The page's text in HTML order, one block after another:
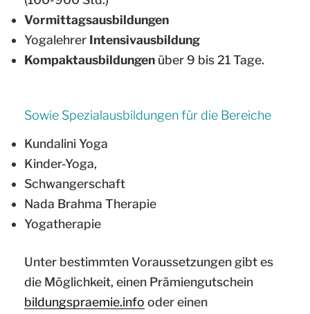
Vormittagsausbildungen
Yogalehrer Intensivausbildung
Kompaktausbildungen über 9 bis 21 Tage.
Sowie Spezialausbildungen für die Bereiche
Kundalini Yoga
Kinder-Yoga,
Schwangerschaft
Nada Brahma Therapie
Yogatherapie
Unter bestimmten Voraussetzungen gibt es
die Möglichkeit, einen Prämiengutschein
bildungspraemie.info oder einen